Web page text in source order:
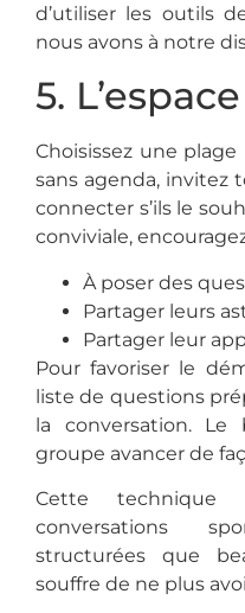
d’utiliser les outils
nous avons à notre
5.
Choisissez une
sans agenda, invitez
connecter s’ils le
conviviale,
À poser des
Partager leurs
Partager leur
Pour favoriser le
liste de questions
la conversation.
groupe avancer de
Cette technique
conversations
structurées que
souffre de ne plus